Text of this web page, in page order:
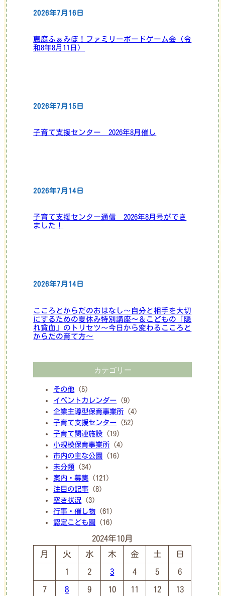
2026年7月16日
恵庭ふぁみぼ！ファミリーボードゲーム会（令
和8年8月11日）
2026年7月15日
子育て支援センター 2026年8月催し
2026年7月14日
子育て支援センター通信 2026年8月号ができ
ました！
2026年7月14日
こころとからだのおはなし～自分と相手を大切
にするための夏休み特別講座～＆こどもの「隠
れ貧血」のトリセツ～今日から変わるこころと
からだの育て方～
カテゴリー
その他 (5)
イベントカレンダー (9)
企業主導型保育事業所 (4)
子育て支援センター (52)
子育て関連施設 (19)
小規模保育事業所 (4)
市内の主な公園 (16)
未分類 (34)
案内・募集 (121)
注目の記事 (8)
空き状況 (3)
行事・催し物 (61)
認定こども園 (16)
2024年10月
月
火 水 木 金 土 日
1 2 3 4 5 6
7 8 9 10 11 12 13